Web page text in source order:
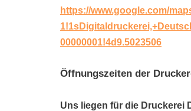
https://www.google.com/
00000001!4d9.5023506
Öffnungszeiten der
Uns liegen für die Druckerei